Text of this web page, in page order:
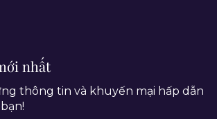
nhất
thông tin và khuyến mại hấp dẫn